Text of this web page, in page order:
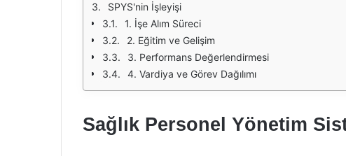
SPYS'nin İşleyişi
1. İşe Alım Süreci
2. Eğitim ve Gelişim
3. Performans Değerlendirmesi
4. Vardiya ve Görev Dağılımı
Sağlık Personel Yönetim